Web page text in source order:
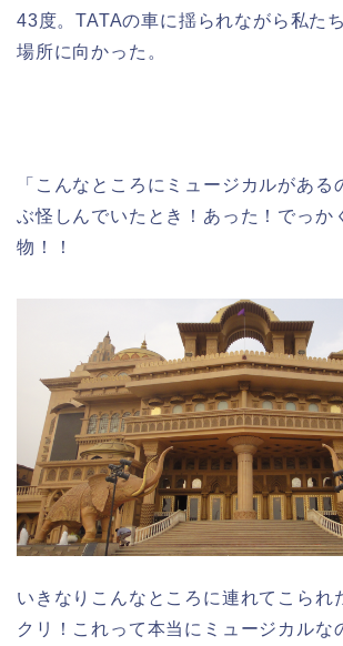
43度。TATAの車に揺られながら私た
場所に向かった。
「こんなところにミュージカルがある
ぶ怪しんでいたとき！あった！でっか
物！！
いきなりこんなところに連れてこられ
クリ！これって本当にミュージカルな